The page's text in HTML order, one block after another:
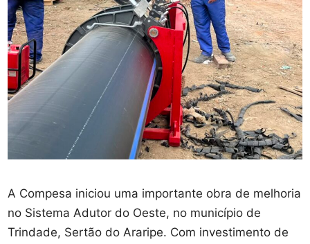
A Compesa iniciou uma importante obra de melhoria
no Sistema Adutor do Oeste, no município de
Trindade, Sertão do Araripe. Com investimento de